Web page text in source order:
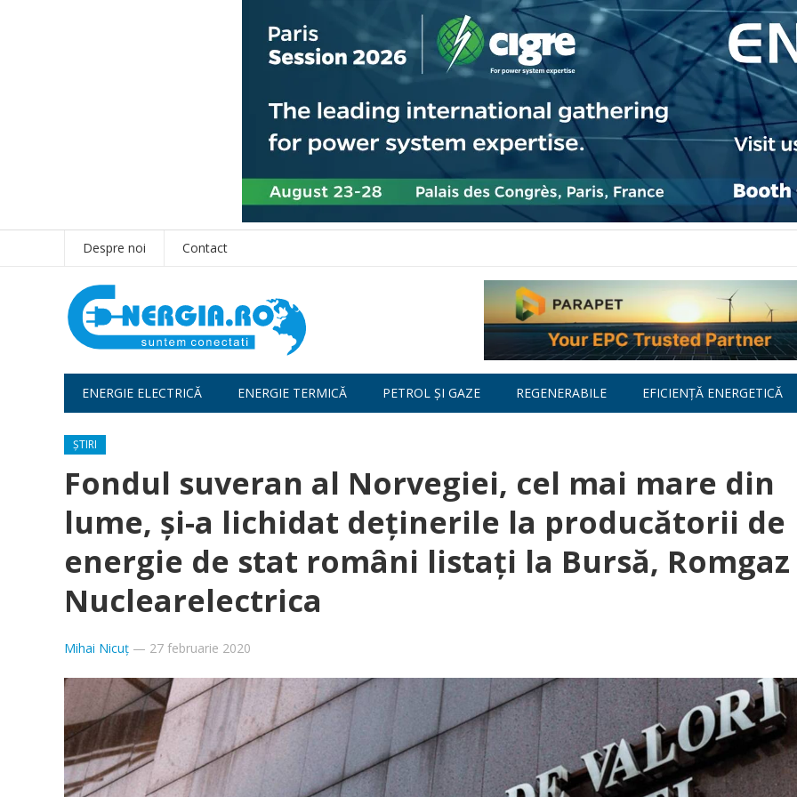
Despre noi Contact
ENERGIE ELECTRICĂ ENERGIE TERMICĂ PETROL ȘI GAZE REGENERABILE EFICIENȚĂ ENERGETICĂ
ȘTIRI
Fondul suveran al Norvegiei, cel mai mare din
lume, și-a lichidat deținerile la producătorii de
energie de stat români listați la Bursă, Romgaz
Nuclearelectrica
Mihai Nicuț — 27 februarie 2020